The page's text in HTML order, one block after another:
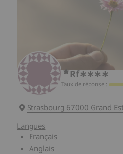
Rf∗∗∗∗
Taux de réponse :
Strasbourg 67000 Grand
Langues
Français
Anglais